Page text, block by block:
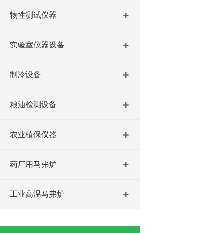
物性测试仪器
实验室仪器设备
制冷设备
粮油检测设备
农业植保仪器
药厂用马弗炉
工业高温马弗炉